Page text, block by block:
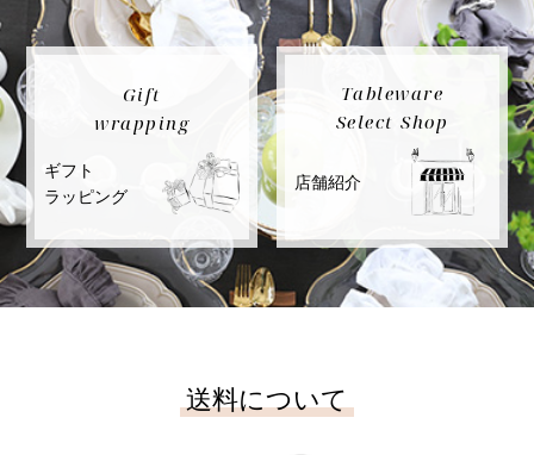
Gift
wrapping
ギフト
ラッピング
Tableware
Select Shop
店舗紹介
送料について